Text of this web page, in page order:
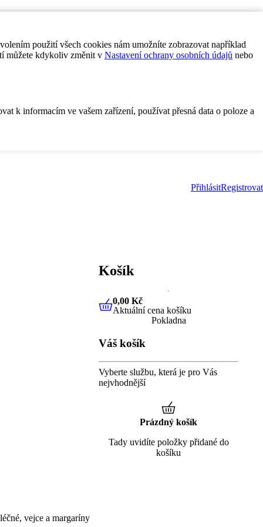
použití všech cookies nám umožníte zobrazovat například
můžete kdykoliv změnit v Nastavení ochrany osobních údajů nebo
k informacím ve vašem zařízení, používat přesná data o poloze a
PřihlásitRegistrovat
vejce a margaríny
Košík
0,00 KčAktuální cena košíku
0,00 Kč
Aktuální cena košíku
Pokladna
Váš košík
Vyberte službu, která je pro Vás
nejvhodnější
Prázdný košík
Tady uvidíte položky přidané do
košíku